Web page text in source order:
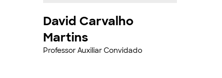
David Carvalho
Martins
Professor Auxiliar Convidado